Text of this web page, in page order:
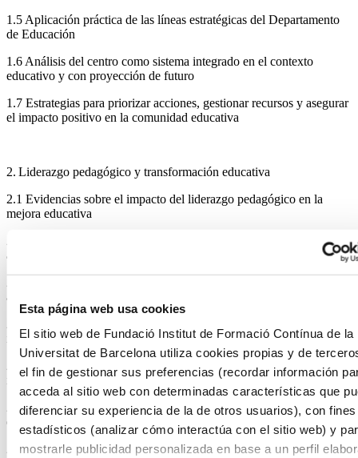
Esta página web usa cookies
El sitio web de Fundació Institut de Formació Contínua de la
Universitat de Barcelona utiliza cookies propias y de
el fin de gestionar sus preferencias (recordar información
acceda al sitio web con determinadas características que
diferenciar su experiencia de la de otros usuarios), con fines
estadísticos (analizar cómo interactúa con el sitio web) y
mostrarle publicidad personalizada en base a un perfil
1.5 Aplicación práctica de las líneas estratégicas del Departamento
de Educación
1.6 Análisis del centro como sistema integrado en el contexto
educativo y con proyección de futuro
1.7 Estrategias para priorizar acciones, gestionar recursos y asegurar
el impacto positivo en la comunidad educativa
2. Liderazgo pedagógico y transformación educativa
2.1 Evidencias sobre el impacto del liderazgo pedagógico en la
mejora educativa
2.2 Estrategias para liderar el cambio pedagógico, asegurando la
alineación con el proyecto educativo del centro
actuales y futuros
inclusivo y metodologías de evaluación centradas en el aprendizaje
2.5 Implementación de prácticas que garanticen la inclusión y la
igualdad de oportunidades
2.6 Orientación al perfil de salida del alumnado, asegurando el
desarrollo de habilidades clave para los desafíos del futuro
2.7 Importancia de la formación en valores y ciudadanía como parte